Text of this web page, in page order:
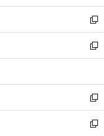
開
く
ウ
で
開
く
ン
ド
ウ
で
開
ウ
ィ
ン
ド
ウ
開
く
し
い
ウ
ィ
ン
ウ
で
開
く
新
し
い
ウ
ン
ド
ウ
で
新
し
ウ
ィ
ン
ド
新
し
い
新